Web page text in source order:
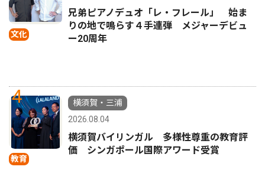
文化
兄弟ピアノデュオ「レ・フレール」 始ま
りの地で鳴らす４手連弾 メジャーデビュ
ー20周年
4
教育
横須賀・三浦
2026.08.04
横須賀バイリンガル 多様性尊重の教育評
価 シンガポール国際アワード受賞